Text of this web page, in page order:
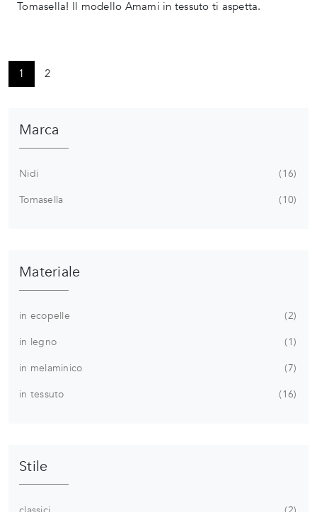
Tomasella! Il modello Amami in tessuto ti aspetta.
1 2
Marca
Nidi
16
Tomasella
10
Materiale
in ecopelle
2
in legno
1
in melaminico
7
in tessuto
16
Stile